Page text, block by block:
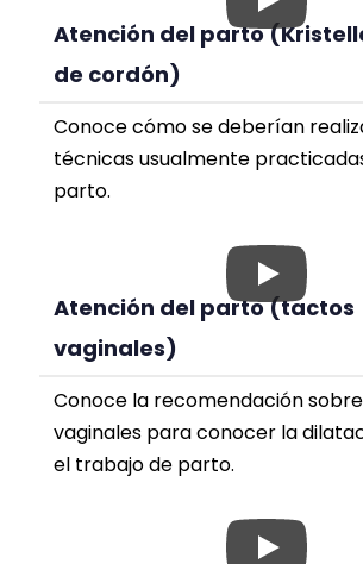
Atención del parto
de cordón)
Conoce cómo se deberían
técnicas usualmente
parto.
Atención del parto (tactos
vaginales)
Conoce la recomendación
vaginales para conocer la
el trabajo de parto.